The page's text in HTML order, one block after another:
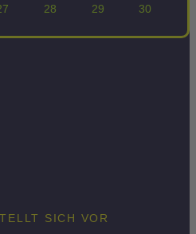
28 29
30
SICH VOR